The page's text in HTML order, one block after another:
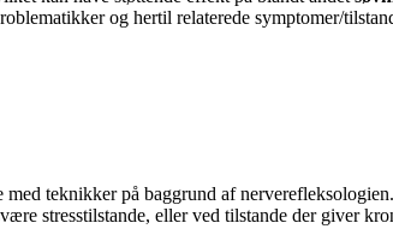
og hertil relaterede symptomer/
teknikker på baggrund af
stresstilstande, eller ved tilstande der giver